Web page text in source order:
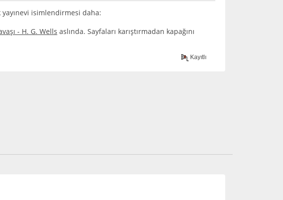
isimlendirmesi daha:
- H. G. Wells aslında. Sayfaları karıştırmadan kapağını
Kayıtlı